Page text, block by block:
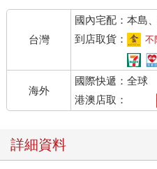
話說回來，南極有珊瑚礁嗎？
又一次下潛，三胖看到了一個從
在此之前，作為人類的三胖一
海面的區域能看見陽光，但百
吧。然而事實證明，他錯得離譜
這個世界上，不是只有太陽會
未想到過的色彩。
南極的海，四處可見漂浮的冰
在潛游海底的三胖眼中，那些
般，將陽光用一層白紗遮住，
台灣
國內宅配：本島
到店取貨：
不
海外
國際快遞：全球
港澳店取：
詳細資料